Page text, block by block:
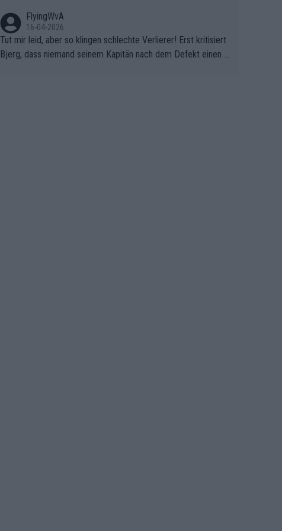
FlyingWvA
16-04-2026
Tut mir leid, aber so klingen schlechte Verlierer! Erst kritisiert
Bjerg, dass niemand seinem Kapitän nach dem Defekt einen r